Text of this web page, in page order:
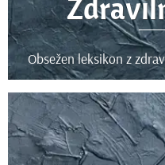
Obsežen leksikon z